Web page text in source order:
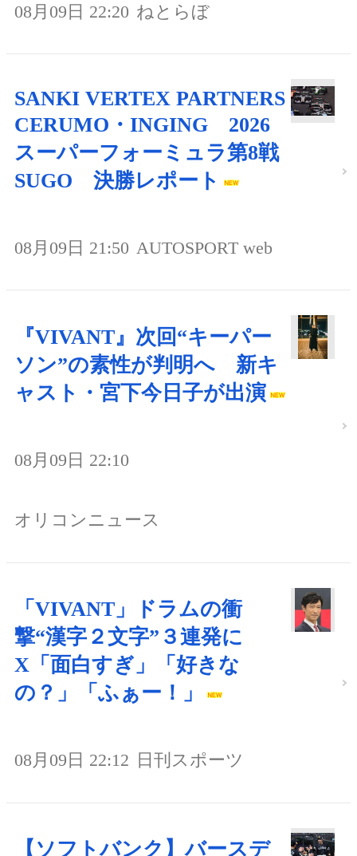
08月09日 22:20 ねとらぼ
SANKI VERTEX PARTNERS
CERUMO・INGING 2026
スーパーフォーミュラ第8戦
SUGO 決勝レポート
08月09日 21:50 AUTOSPORT web
『VIVANT』次回“キーパー
ソン”の素性が判明へ 新キ
ャスト・宮下今日子が出演
08月09日 22:10
オリコンニュース
「VIVANT」ドラムの衝
撃“漢字２文字”３連発に
X「面白すぎ」「好きな
の？」「ふぁー！」
08月09日 22:12 日刊スポーツ
【ソフトバンク】バースデ